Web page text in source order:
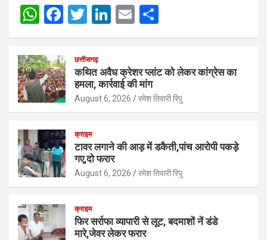
W
h
at
s
A
p
p
F
a
ce
b
o
o
k
T
wi
tt
er
Li
n
dI
n
E
m h
e
छत्तीसगढ़
कथित अवैध क्रेशर प्लांट को लेकर कांग्रेस का
हमला, कार्रवाई की मांग
August 6, 2026 रमेश तिवारी रिपु
क्राइम
टावर लगाने की आड़ में डकैती,पांच आरोपी पकड़े
गए,दो फरार
August 6, 2026 रमेश तिवारी रिपु
क्राइम
फिर सर्राफा व्यापारी से लूट, बदमाशों नें डंडे
मारे,जेवर लेकर फरार